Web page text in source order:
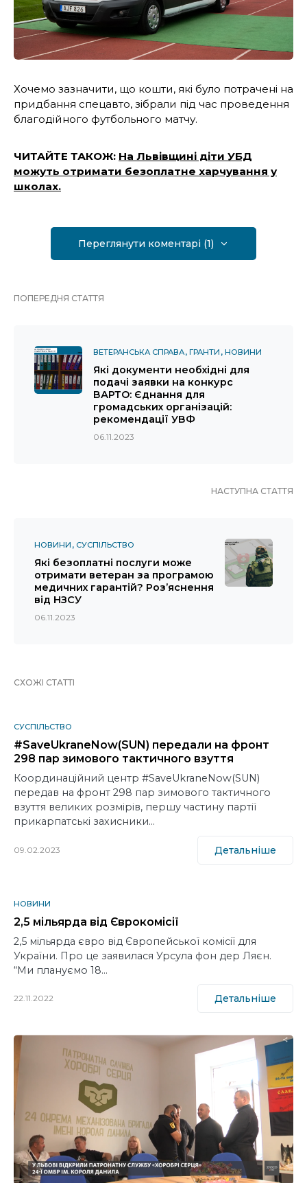
Хочемо зазначити, що кошти, які було потрачені на
придбання спецавто, зібрали під час проведення
благодійного футбольного матчу.
ЧИТАЙТЕ ТАКОЖ: На Львівщині діти УБД
можуть отримати безоплатне харчування у
школах.
Переглянути коментарі (1)
ПОПЕРЕДНЯ СТАТТЯ
ВЕТЕРАНСЬКА СПРАВА ГРАНТИ НОВИНИ
Які документи необхідні для
подачі заявки на конкурс
ВАРТО: Єднання для
громадських організацій:
рекомендації УВФ
06.11.2023
НАСТУПНА СТАТТЯ
НОВИНИ СУСПІЛЬСТВО
Які безоплатні послуги може
отримати ветеран за програмою
медичних гарантій? Роз’яснення
від НЗСУ
06.11.2023
СХОЖІ СТАТТІ
СУСПІЛЬСТВО
#SaveUkraneNow(SUN) передали на фронт
298 пар зимового тактичного взуття
Координаційний центр #SaveUkraneNow(SUN)
передав на фронт 298 пар зимового тактичного
взуття великих розмірів, першу частину партії
прикарпатські захисники…
09.02.2023 Детальніше
НОВИНИ
2,5 мільярда від Єврокомісії
2,5 мільярда євро від Європейської комісії для
України. Про це заявилася Урсула фон дер Ляєн.
“Ми плануємо 18…
22.11.2022 Детальніше